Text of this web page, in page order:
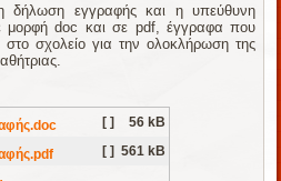
δήλωση εγγραφής και η υπεύθυνη
μορφή doc και σε pdf, έγγραφα που
στο σχολείο για την ολοκλήρωση της
[ ] 56 kB
[ ] 561 kB